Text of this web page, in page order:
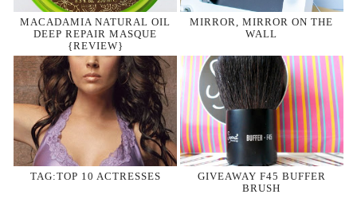
MACADAMIA NATURAL OIL
DEEP REPAIR MASQUE
{REVIEW}
MIRROR, MIRROR ON THE
WALL
TAG:TOP 10 ACTRESSES
GIVEAWAY F45 BUFFER
BRUSH